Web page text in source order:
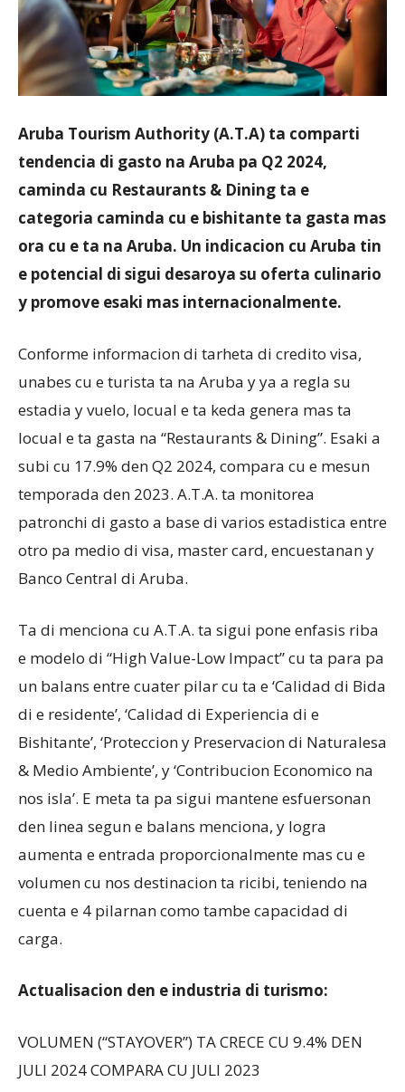
Aruba Tourism Authority (A.T.A) ta comparti
tendencia di gasto na Aruba pa Q2 2024,
caminda cu Restaurants & Dining ta e
categoria caminda cu e bishitante ta gasta mas
ora cu e ta na Aruba. Un indicacion cu Aruba tin
e potencial di sigui desaroya su oferta culinario
y promove esaki mas internacionalmente.
Conforme informacion di tarheta di credito visa,
unabes cu e turista ta na Aruba y ya a regla su
estadia y vuelo, locual e ta keda genera mas ta
locual e ta gasta na “Restaurants & Dining”. Esaki a
subi cu 17.9% den Q2 2024, compara cu e mesun
temporada den 2023. A.T.A. ta monitorea
patronchi di gasto a base di varios estadistica entre
otro pa medio di visa, master card, encuestanan y
Banco Central di Aruba.
Ta di menciona cu A.T.A. ta sigui pone enfasis riba
e modelo di “High Value-Low Impact” cu ta para pa
un balans entre cuater pilar cu ta e ‘Calidad di Bida
di e residente’, ‘Calidad di Experiencia di e
Bishitante’, ‘Proteccion y Preservacion di Naturalesa
& Medio Ambiente’, y ‘Contribucion Economico na
nos isla’. E meta ta pa sigui mantene esfuersonan
den linea segun e balans menciona, y logra
aumenta e entrada proporcionalmente mas cu e
volumen cu nos destinacion ta ricibi, teniendo na
cuenta e 4 pilarnan como tambe capacidad di
carga.
Actualisacion den e industria di turismo:
VOLUMEN (“STAYOVER”) TA CRECE CU 9.4% DEN
JULI 2024 COMPARA CU JULI 2023